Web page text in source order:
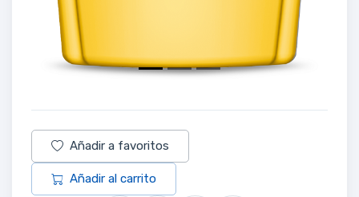
Añadir a favoritos
Añadir al carrito